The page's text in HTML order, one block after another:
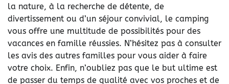
la nature, à la recherche de détente, de
divertissement ou d’un séjour convivial, le camping
vous offre une multitude de possibilités pour des
vacances en famille réussies. N’hésitez pas à consulter
les avis des autres familles pour vous aider à faire
votre choix. Enfin, n’oubliez pas que le but ultime est
de passer du temps de qualité avec vos proches et de